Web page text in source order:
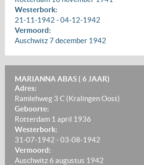
Westerbork:
21-11-1942 -04-12-1942
Vermoord:
Auschwitz7 december 1942
MARIANNA ABAS ( 6 JAAR)
Adres:
Ramlehweg 3 C (Kralingen Oost)
Geboorte:
Rotterdam 1 april 1936
Westerbork:
31-07-1942 -03-08-1942
Vermoord:
Auschwitz 6 augustus 1942